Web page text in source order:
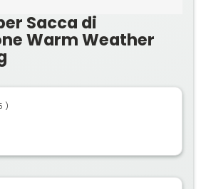
Sacca di
Warm Weather
)